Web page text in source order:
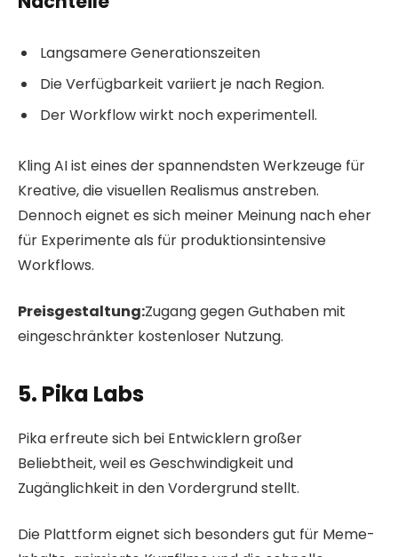
Langsamere Generationszeiten
Die Verfügbarkeit variiert je nach Region.
Der Workflow wirkt noch experimentell.
Kling AI ist eines der spannendsten Werkzeuge für
Kreative, die visuellen Realismus anstreben.
Dennoch eignet es sich meiner Meinung nach eher
für Experimente als für produktionsintensive
Workflows.
Preisgestaltung:Zugang gegen Guthaben mit
eingeschränkter kostenloser Nutzung.
5. Pika Labs
Pika erfreute sich bei Entwicklern großer
Beliebtheit, weil es Geschwindigkeit und
Zugänglichkeit in den Vordergrund stellt.
Die Plattform eignet sich besonders gut für Meme-